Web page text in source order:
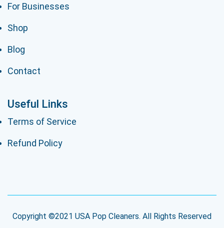
For Businesses
Shop
Blog
Contact
Useful Links
Terms of Service
Refund Policy
Copyright ©2021 USA Pop Cleaners. All Rights Reserved